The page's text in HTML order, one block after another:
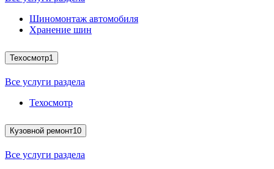
Шиномонтаж автомобиля
Хранение шин
Техосмотр1
Все услуги раздела
Техосмотр
Кузовной ремонт10
Все услуги раздела